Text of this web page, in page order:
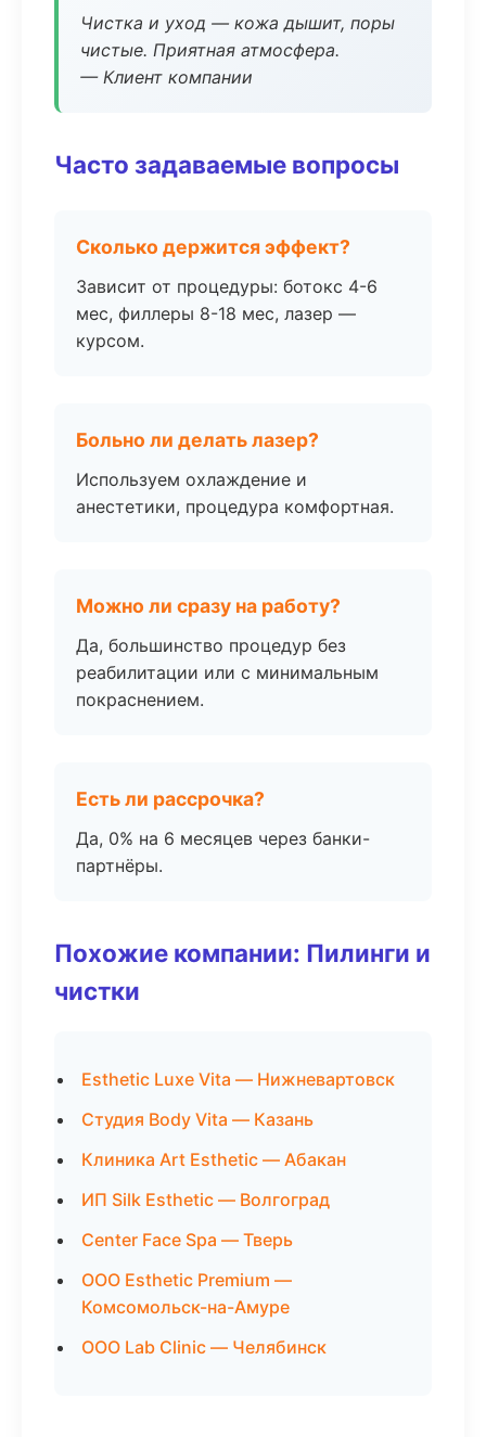
Чистка и уход — кожа дышит, поры
чистые. Приятная атмосфера.
— Клиент компании
Часто задаваемые вопросы
Сколько держится эффект?
Зависит от процедуры: ботокс 4-6
мес, филлеры 8-18 мес, лазер —
курсом.
Больно ли делать лазер?
Используем охлаждение и
анестетики, процедура комфортная.
Можно ли сразу на работу?
Да, большинство процедур без
реабилитации или с минимальным
покраснением.
Есть ли рассрочка?
Да, 0% на 6 месяцев через банки-
партнёры.
Похожие компании: Пилинги и
чистки
Esthetic Luxe Vita — Нижневартовск
Студия Body Vita — Казань
Клиника Art Esthetic — Абакан
ИП Silk Esthetic — Волгоград
Center Face Spa — Тверь
ООО Esthetic Premium —
Комсомольск-на-Амуре
ООО Lab Clinic — Челябинск